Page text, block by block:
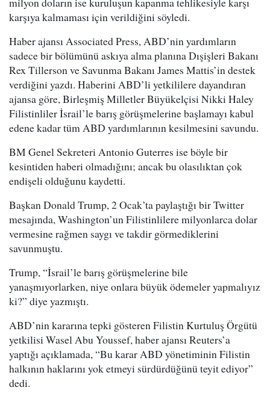
karşıya kalmaması için verildiğini söyledi.
Haber ajansı Associated Press, ABD’nin yardımların
sadece bir bölümünü askıya alma planına Dışişleri Bakanı
Rex Tillerson ve Savunma Bakanı James Mattis’in destek
verdiğini yazdı. Haberini ABD’li yetkililere dayandıran
ajansa göre, Birleşmiş Milletler Büyükelçisi Nikki Haley
Filistinliler İsrail’le barış görüşmelerine başlamayı kabul
edene kadar tüm ABD yardımlarının kesilmesini savundu.
BM Genel Sekreteri Antonio Guterres ise böyle bir
kesintiden haberi olmadığını; ancak bu olasılıktan çok
endişeli olduğunu kaydetti.
Başkan Donald Trump, 2 Ocak’ta paylaştığı bir Twitter
mesajında, Washington’un Filistinlilere milyonlarca dolar
vermesine rağmen saygı ve takdir görmediklerini
savunmuştu.
Trump, “İsrail’le barış görüşmelerine bile
yanaşmıyorlarken, niye onlara büyük ödemeler yapmalıyız
ki?” diye yazmıştı.
ABD’nin kararına tepki gösteren Filistin Kurtuluş Örgütü
yetkilisi Wasel Abu Youssef, haber ajansı Reuters’a
yaptığı açıklamada, “Bu karar ABD yönetiminin Filistin
halkının haklarını yok etmeyi sürdürdüğünü teyit ediyor”
dedi.